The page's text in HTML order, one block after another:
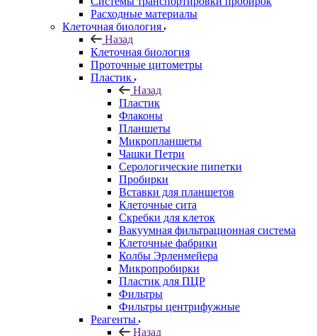
Расходные материалы
Клеточная биология
Назад
Клеточная биология
Проточные цитометры
Пластик
Назад
Пластик
Флаконы
Планшеты
Микропланшеты
Чашки Петри
Серологические пипетки
Пробирки
Вставки для планшетов
Клеточные сита
Скребки для клеток
Вакуумная фильтрационная система
Клеточные фабрики
Колбы Эрленмейера
Микропробирки
Пластик для ПЦР
Фильтры
Фильтры центрифужные
Реагенты
Назад